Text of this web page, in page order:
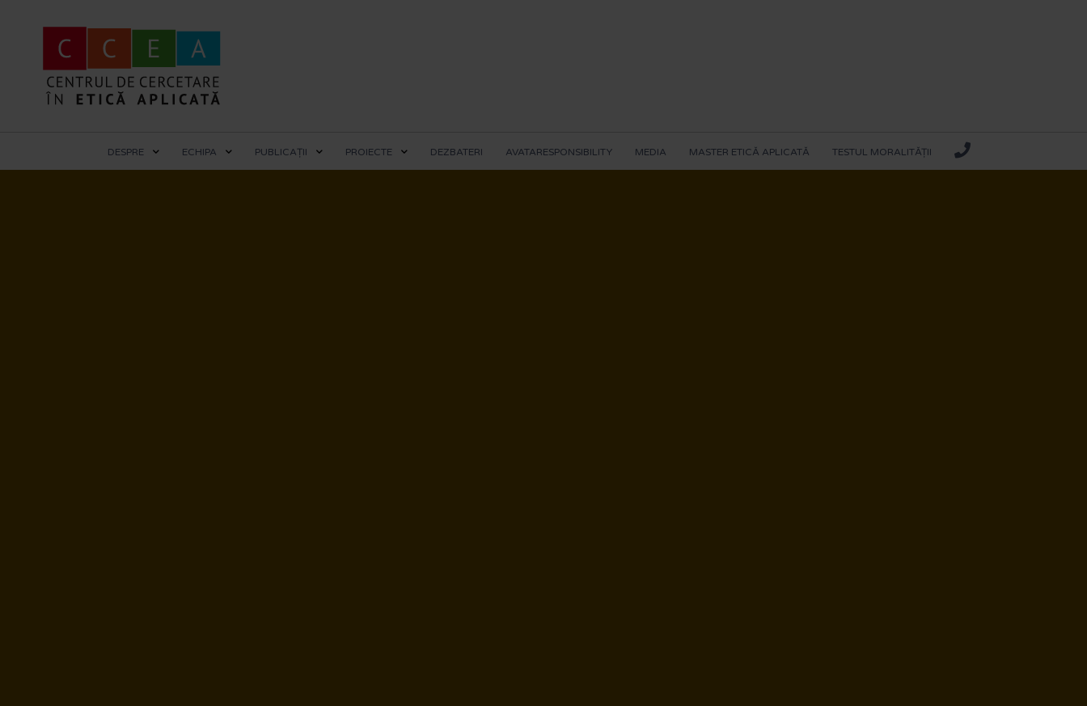
DESPRE ECHIPA PUBLICAȚII PROIECTE DEZBATERI AVATARESPONSIBILITY MEDIA MASTER ETICĂ APLICATĂ TESTUL MORALITĂȚII